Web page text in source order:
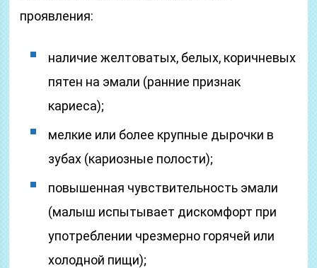
проявления:
наличие желтоватых, белых, коричневых
пятен на эмали (ранние признак
кариеса);
мелкие или более крупные дырочки в
зубах (кариозные полости);
повышенная чувствительность эмали
(малыш испытывает дискомфорт при
употреблении чрезмерно горячей или
холодной пищи);